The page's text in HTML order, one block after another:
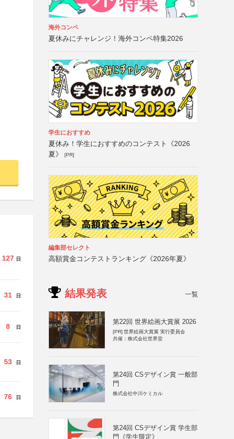
127 日
31 日
8 日
53 日
76 日
海外コンペ
夏休みにチャレンジ！海外コンペ特集2026
学生におすすめ
夏休み！学生におすすめのコンテスト《2026
夏》
[PR]
編集部セレクト
高額賞金コンテストランキング《2026年夏》
結果発表 一覧
第22回 世界絵画大賞展 2026
[PR] 世界絵画大賞展 実行委員会
共催：株式会社世界堂
第24回 CSデザイン賞 一般部
門
株式会社中川ケミカル
第24回 CSデザイン賞 学生部
門《学生限定》